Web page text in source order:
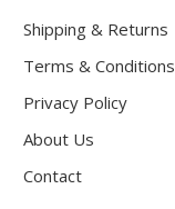
Shipping & Returns
Terms & Conditions
Privacy Policy
About Us
Contact